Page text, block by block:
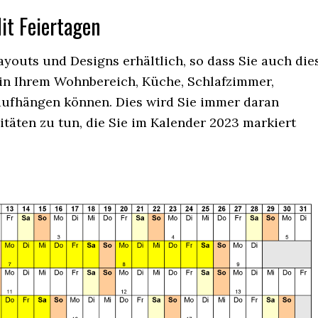
Feiertagen
und Designs erhältlich, so dass Sie auch
Ihrem Wohnbereich, Küche, Schlafzimmer,
können. Dies wird Sie immer daran
zu tun, die Sie im Kalender 2023 markiert